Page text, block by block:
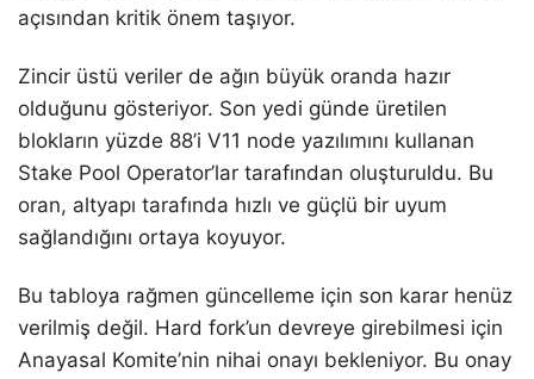
açısından kritik önem taşıyor.
Zincir üstü veriler de ağın büyük oranda hazır
olduğunu gösteriyor. Son yedi günde üretilen
blokların yüzde 88’i V11 node yazılımını kullanan
Stake Pool Operator’lar tarafından oluşturuldu. Bu
oran, altyapı tarafında hızlı ve güçlü bir uyum
sağlandığını ortaya koyuyor.
Bu tabloya rağmen güncelleme için son karar henüz
verilmiş değil. Hard fork’un devreye girebilmesi için
Anayasal Komite’nin nihai onayı bekleniyor. Bu onay